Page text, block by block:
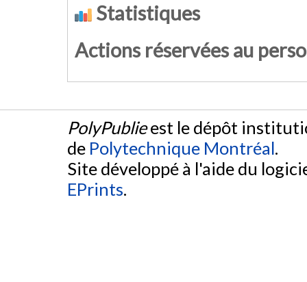
Statistiques
Actions réservées au
PolyPublieest le dépôt
de Polytechnique Montréal.
Site développé à l'aide du
EPrints.